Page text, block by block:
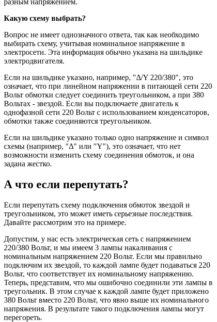
Какую схему выбрать?
Вопрос не имеет однозначного ответа, так как необходимо
выбирать схему, учитывая номинальное напряжение в
электросети. Эта информация обычно указана на шильдике
электродвигателя.
Если на шильдике указано, например, "Δ/Y 220/380", это
означает, что при линейном напряжении в питающей сети 220
Вольт обмотки следует соединить треугольником, а при 380
Вольтах - звездой. Если вы подключаете двигатель к
однофазной сети 220 Вольт с использованием конденсаторов,
обмотки также соединяются треугольником.
Если на шильдике указано только одно напряжение и символ
схемы (например, "Δ" или "Y"), это означает, что нет
возможности изменить схему соединения обмоток, и она
задана жестко.
А что если перепутать?
Если перепутать схему подключения обмоток звездой и
треугольником, это может иметь серьезные последствия.
Давайте рассмотрим это на примере.
Допустим, у нас есть электрическая сеть с напряжением
220/380 Вольт, и мы имеем 3 лампы накаливания с
номинальным напряжением 220 Вольт. Если мы правильно
подключим их звездой, то каждой лампе будет подаваться 220
Вольт, что соответствует их номинальному напряжению.
Теперь, представим, что мы ошибочно соединили эти лампы в
треугольник. В этом случае к каждой лампе будет приложено
380 Вольт вместо 220 Вольт, что явно выше их номинального
напряжения. В результате такого подключения лампы могут
перегореть.